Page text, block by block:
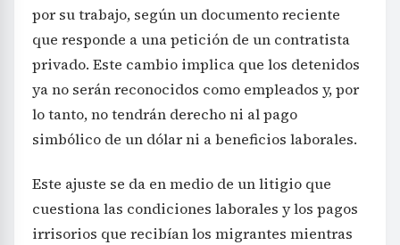
por su trabajo, según un documento reciente
que responde a una petición de un contratista
privado. Este cambio implica que los detenidos
ya no serán reconocidos como empleados y, por
lo tanto, no tendrán derecho ni al pago
simbólico de un dólar ni a beneficios laborales.
Este ajuste se da en medio de un litigio que
cuestiona las condiciones laborales y los pagos
irrisorios que recibían los migrantes mientras